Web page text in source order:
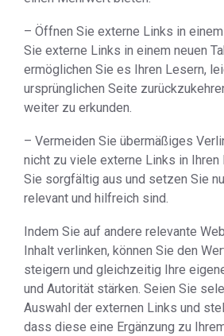
– Öffnen Sie externe Links in
Sie externe Links in einem neuen
ermöglichen Sie es Ihren Lesern,
ursprünglichen Seite
weiter zu erkunden.
– Vermeiden Sie übermäßiges
nicht zu viele externe Links in Ihren
Sie sorgfältig aus und setzen Sie
relevant und hilfreich sind.
Indem Sie auf andere relevante
Inhalt verlinken, können Sie den
steigern und gleichzeitig Ihre
und Autorität stärken. Seien Sie
Auswahl der externen Links und
dass diese eine Ergänzung zu